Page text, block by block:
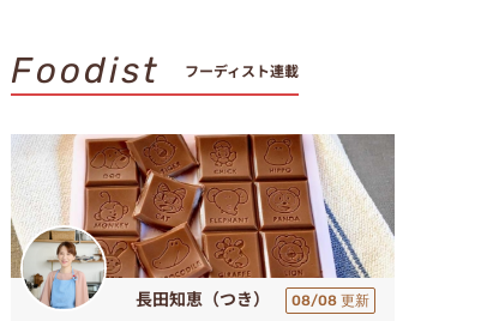
Foodist フーディスト連載
長田知恵（つき） 08/08 更新